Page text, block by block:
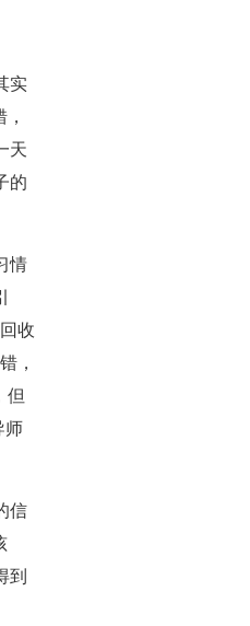
实
天
的
情
收
，
但
师
信
到